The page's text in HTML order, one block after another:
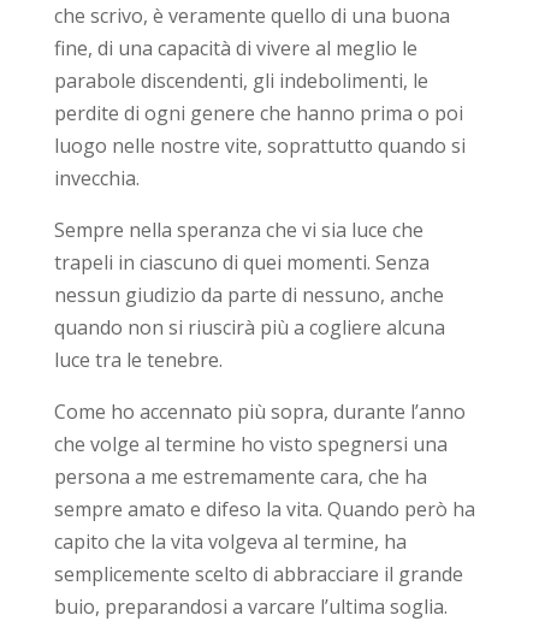
che scrivo, è veramente quello di una buona
fine, di una capacità di vivere al meglio le
parabole discendenti, gli indebolimenti, le
perdite di ogni genere che hanno prima o poi
luogo nelle nostre vite, soprattutto quando si
invecchia.
Sempre nella speranza che vi sia luce che
trapeli in ciascuno di quei momenti. Senza
nessun giudizio da parte di nessuno, anche
quando non si riuscirà più a cogliere alcuna
luce tra le tenebre.
Come ho accennato più sopra, durante l’anno
che volge al termine ho visto spegnersi una
persona a me estremamente cara, che ha
sempre amato e difeso la vita. Quando però ha
capito che la vita volgeva al termine, ha
semplicemente scelto di abbracciare il grande
buio, preparandosi a varcare l’ultima soglia.